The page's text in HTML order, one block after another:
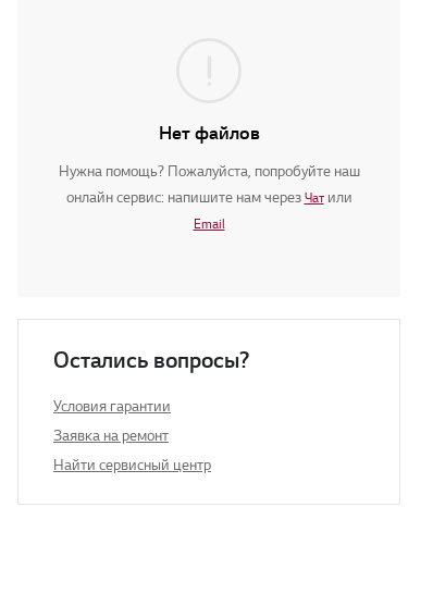
Нет файлов
Нужна помощь? Пожалуйста, попробуйте наш
онлайн сервис: напишите нам черезЧатили
Email
Остались вопросы?
Условия гарантии
Заявка на ремонт
Найти сервисный центр